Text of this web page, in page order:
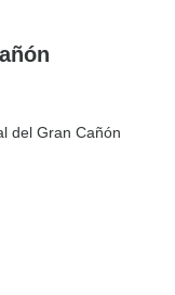
del Gran Cañón